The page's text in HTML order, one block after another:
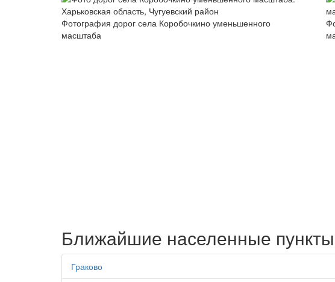
Фотография дорог села Коробочкино уменьшенного
масштаба
Ближайшие населенные пункты
Граково